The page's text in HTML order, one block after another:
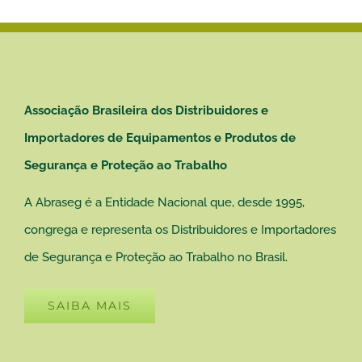
Associação Brasileira dos Distribuidores e
Importadores de Equipamentos e Produtos de
Segurança e Proteção ao Trabalho
A Abraseg é a Entidade Nacional que, desde 1995,
congrega e representa os Distribuidores e Importadores
de Segurança e Proteção ao Trabalho no Brasil.
SAIBA MAIS